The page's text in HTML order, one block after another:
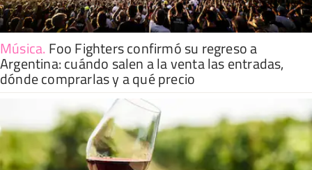
Música. Foo Fighters confirmó su regreso a
Argentina: cuándo salen a la venta las entradas,
dónde comprarlas y a qué precio